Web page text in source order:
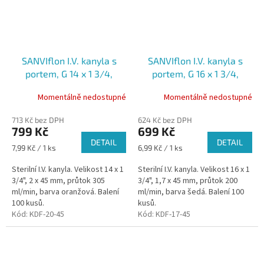
SANVIflon I.V. kanyla s
portem, G 14 x 1 3/4,
sterilní, oranžová, 100ks
Momentálně nedostupné
713 Kč bez DPH
799 Kč
Měrná
7,99 Kč / 1 ks
DETAIL
Sterilní I.V. kanyla. Velikost 14 x 1
3/4", 2 x 45 mm, průtok 305
ml/min, barva oranžová. Balení
100 kusů.
Kód: KDF-20-45
SANVIflon I.V. kanyla s
portem, G 16 x 1 3/4,
ml/min, sterilní, šedá,
Momentálně nedostupné
624 Kč bez DPH
699 Kč
Měrná
6,99 Kč / 1 ks
DETAIL
Sterilní I.V. kanyla. Velikost 16 x 1
3/4", 1,7 x 45 mm, průtok 200
ml/min, barva šedá. Balení 100
kusů.
Kód: KDF-17-45